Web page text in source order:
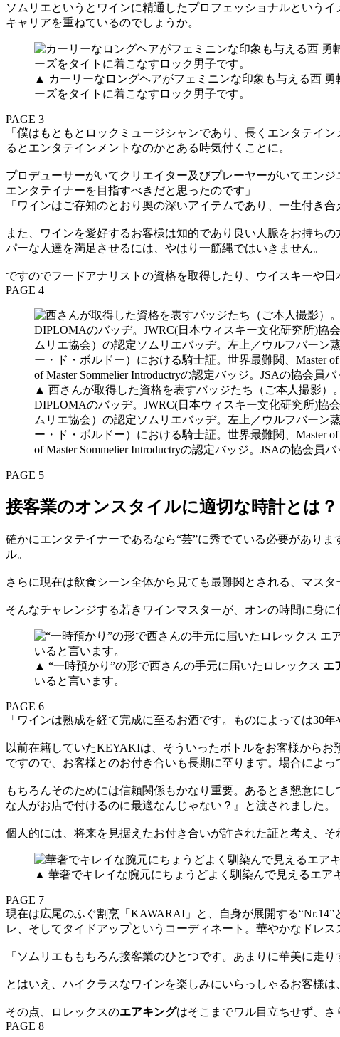
ソムリエというとワインに精通したプロフェッショナルという
キャリアを重ねているのでしょうか。
▲ カーリーなロングヘアがフェミニンな印象も与える西
ーズをタイトに着こなすロック男子です。
PAGE 3
「僕はもともとロックミュージシャンであり、長くエンタテイ
るとエンタテインメントなのかとある時気付くことに。
プロデューサーがいてクリエイター及びプレーヤーがいてエン
エンタテイナーを目指すべきだと思ったのです」
「ワインはご存知のとおり奥の深いアイテムであり、一生付き
また、ワインを愛好するお客様は知的であり良い人脈をお持ち
パーな人達を満足させるには、やはり一筋縄ではいきません。
ですのでフードアナリストの資格を取得したり、ウイスキーや
PAGE 4
▲ 西さんが取得した資格を表すバッジたち（ご本人撮影）
DIPLOMAのバッヂ。JWRC(日本ウィスキー文化研究所)協
ムリエ協会）の認定ソムリエバッヂ。左上／ウルフバーン
ー・ド・ボルドー）における騎士証。世界最難関、Master
of Master Sommelier Introductryの認定バッジ。JSAの協会員
PAGE 5
接客業のオンスタイルに適切な時計とは？
確かにエンタテイナーであるなら“芸”に秀でている必要があり
ル。
さらに現在は飲食シーン全体から見ても最難関とされる、マス
そんなチャレンジする若きワインマスターが、オンの時間に身
▲ “一時預かり”の形で西さんの手元に届いたロレックス エ
いると言います。
PAGE 6
「ワインは熟成を経て完成に至るお酒です。ものによっては30
以前在籍していたKEYAKIは、そういったボトルをお客様から
ですので、お客様とのお付き合いも長期に至ります。場合によ
もちろんそのためには信頼関係もかなり重要。あるとき懇意に
な人がお店で付けるのに最適なんじゃない？』と渡されました。
個人的には、将来を見据えたお付き合いが許された証と考え、そ
▲ 華奢でキレイな腕元にちょうどよく馴染んで見えるエア
PAGE 7
現在は広尾のふぐ割烹「KAWARAI」と、自身が展開する
レ、そしてタイドアップというコーディネート。華やかなドレ
「ソムリエももちろん接客業のひとつです。あまりに華美に走
とはいえ、ハイクラスなワインを楽しみにいらっしゃるお客様
その点、ロレックスのエアキングはそこまでワル目立ちせず、さ
PAGE 8